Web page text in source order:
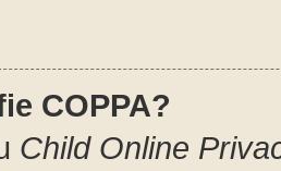
COPPA?
Child Online